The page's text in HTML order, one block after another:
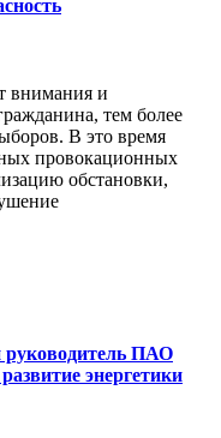
внимания и
тем более
В это время
провокационных
обстановки,
руководитель ПАО
энергетики